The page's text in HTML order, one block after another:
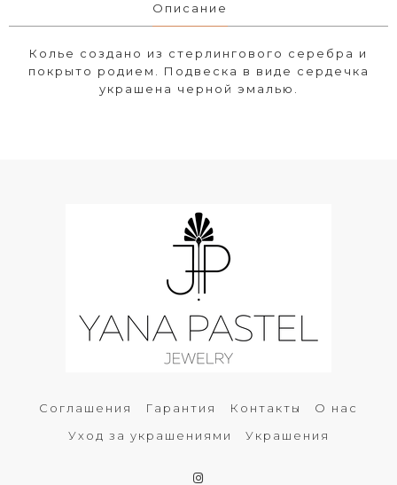
Описание
Колье создано из стерлингового серебра и
покрыто родием. Подвеска в виде сердечка
украшена черной эмалью.
Соглашения Гарантия Контакты
О нас
Уход за украшениями
Украшения